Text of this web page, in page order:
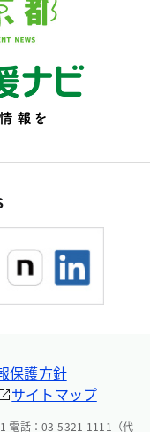
保護方針
サイトマップ
電話：03-5321-1111（代